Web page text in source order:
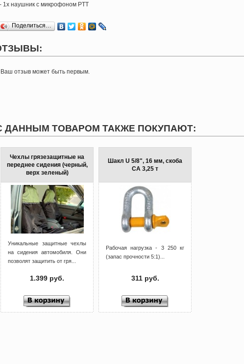
- 1x наушник с микрофоном PTT
Поделиться…
Ваш отзыв может быть первым.
ДАННЫМ ТОВАРОМ ТАКЖЕ ПОКУПАЮТ:
Чехлы грязезащитные на
переднее сидения (черный,
верх зеленый)
Уникальные защитные чехлы
на сидения автомобиля. Они
позволят защитить от гря...
1.399 руб.
Шакл U 5/8", 16 мм, скоба
СА 3,25 т
Рабочая нагрузка - 3 250 кг
(запас прочности 5:1)...
311 руб.